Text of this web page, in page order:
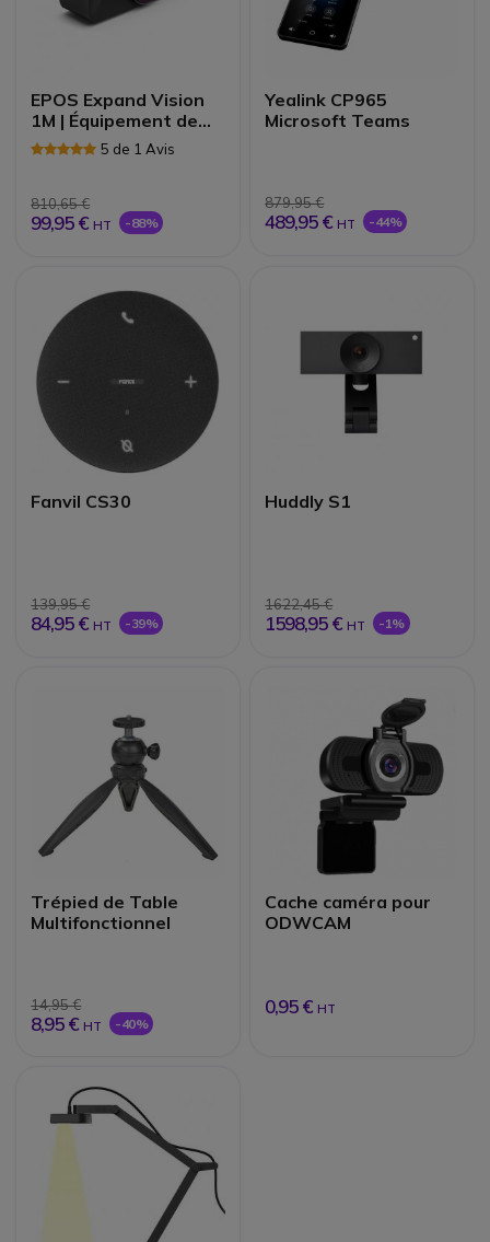
EPOS Expand Vision
1M | Équipement de
visioconférence
5 de 1 Avis
810,65 €
99,95 € HT -88%
Yealink CP965
Microsoft Teams
879,95 €
489,95 € HT -44%
Fanvil CS30
139,95 €
84,95 € HT -39%
Huddly S1
1622,45 €
1598,95 € HT -1%
Trépied de Table
Multifonctionnel
14,95 €
8,95 € HT -40%
Cache caméra pour
ODWCAM
0,95 € HT